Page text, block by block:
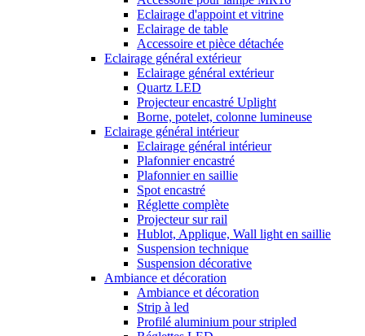
Eclairage d'appoint et vitrine
Eclairage de table
Accessoire et pièce détachée
Eclairage général extérieur
Eclairage général extérieur
Quartz LED
Projecteur encastré Uplight
Borne, potelet, colonne lumineuse
Eclairage général intérieur
Eclairage général intérieur
Plafonnier encastré
Plafonnier en saillie
Spot encastré
Réglette complète
Projecteur sur rail
Hublot, Applique, Wall light en saillie
Suspension technique
Suspension décorative
Ambiance et décoration
Ambiance et décoration
Strip à led
Profilé aluminium pour stripled